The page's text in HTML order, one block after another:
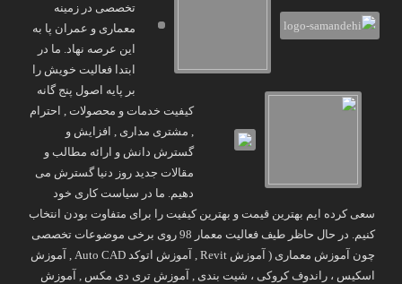
تخصصی در زمینه
معماری و عمران پا به
این عرصه نهاد. ما در
ابتدا فعالیت خویش را
بر پایه اصول پنج گانه
کیفیت خدمات و محصولات , احترام
, مشتری مداری , افزایش و
گسترش دانش و ارائه مطالب و
مقالات جدید روز دنیا گسترش می
دهیم. ما در سیاست کاری خود
سعی کرده ایم بهترین قیمت و بهترین کیفیت را برای متفاوت بودن انتخاب
کنیم. در حال حاظر طیف فعالیت معمار 98 روی برخی موضوعات تخصصی
چون آموزش معماری ( آموزش Revit , آموزش اتوکد Auto CAD , آموزش
اسکیس ، راندوف کروکی ، شیت بندی , آموزش تری دی مکس , آموزش